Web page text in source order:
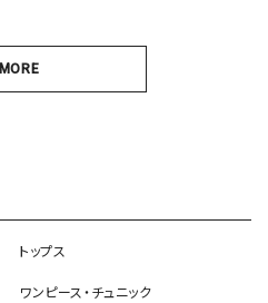
MORE
トップス
ワンピース・チュニック